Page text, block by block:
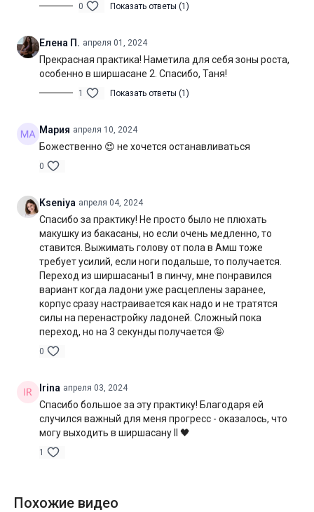
Оборудование:2 блока для йоги
Продолжительность:60 мин. (включая шавасану)
0 Показать ответы (1)
Елена П. апреля 01, 2024
Прекрасная практика! Наметила для себя зоны роста,
особенно в ширшасане 2. Спасибо, Таня!
1 Показать ответы (1)
Мария апреля 10, 2024
Божественно 😍 не хочется останавливаться
0
Kseniya апреля 04, 2024
Спасибо за практику! Не просто было не плюхать
макушку из бакасаны, но если очень медленно, то
ставится. Выжимать голову от пола в Амш тоже
требует усилий, если ноги подальше, то получается.
Переход из ширшасаны1 в пинчу, мне понравился
вариант когда ладони уже расцеплены заранее,
корпус сразу настраивается как надо и не тратятся
силы на перенастройку ладоней. Сложный пока
переход, но на 3 секунды получается 🤪
0
Irina апреля 03, 2024
Спасибо большое за эту практику! Благодаря ей
случился важный для меня прогресс - оказалось, что
могу выходить в ширшасану II 🖤
1
Похожие видео